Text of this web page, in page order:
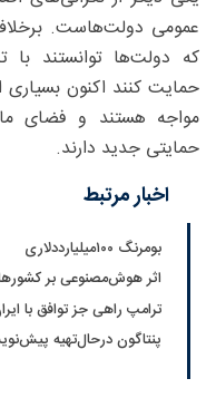
که دولت‌ها توانستند با
حمایت کنند اکنون
مواجه هستند و فضای
حمایتی جدید دارند.
اخبار مرتبط
بومرنگ ۱۰۰میلیارددلاری
اثر هوش‌مصنوعی بر
ترامپ راهی جز توافق با
پنتاگون درحال‌تهیه